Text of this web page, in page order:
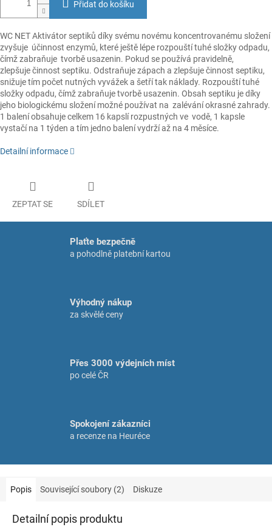
Přidat do košíku
WC NET Aktivátor septiků díky svému novému koncentrovanému složení
zvyšuje účinnost enzymů, které ještě lépe rozpouští tuhé složky odpadu,
čímž zabraňuje tvorbě usazenin. Pokud se používá pravidelně,
zlepšuje činnost septiku. Odstraňuje zápach a zlepšuje činnost septiku,
snižuje tím počet nutných vyvážek a šetří tak náklady. Rozpouští tuhé
složky odpadu, čímž zabraňuje tvorbě usazenin. Obsah septiku je díky
jeho biologickému složení možné používat na zalévání okrasné zahrady.
1 balení obsahuje celkem 16 kapslí rozpustných ve vodě, 1 kapsle
vystačí na 1 týden a tím jedno balení vydrží až na 4 měsíce.
Detailní informace
ZEPTAT SE SDÍLET
Plaťte bezpečně
a pohodlně platební kartou
Výhodný nákup
za skvělé ceny
Přes 3000 výdejních míst
po celé ČR
Spokojení zákazníci
a recenze na Heuréce
Popis Související soubory (2) Diskuze
Detailní popis produktu